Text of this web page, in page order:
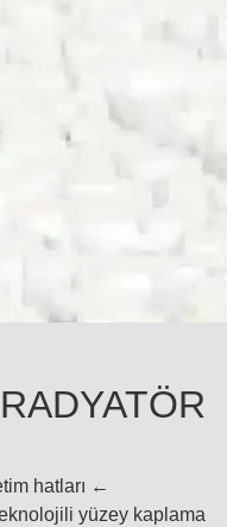
RADYATÖR
hatları ←
yüzey kaplama